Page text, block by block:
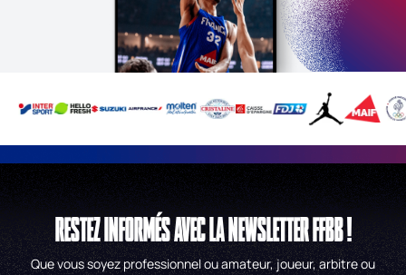
RESTEZ INFORMÉS AVEC LA NEWSLETTER FFBB !
Que vous soyez professionnel ou amateur, joueur, arbitre ou